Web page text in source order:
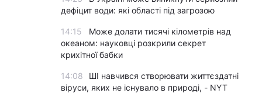
дефіцит води: які області під загрозою
14:15
Може долати тисячі кілометрів над
океаном: науковці розкрили секрет
крихітної бабки
14:08
ШІ навчився створювати життєздатні
віруси, яких не існувало в природі, - NYT